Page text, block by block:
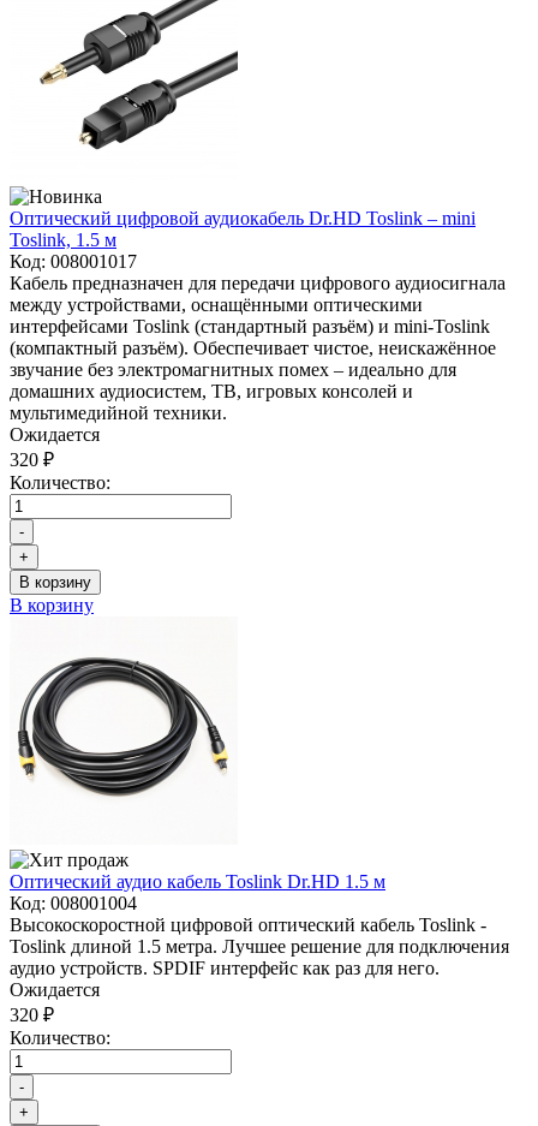
Оптический цифровой аудиокабель Dr.HD Toslink – mini
Toslink, 1.5 м
Код: 008001017
Кабель предназначен для передачи цифрового аудиосигнала
между устройствами, оснащёнными оптическими
интерфейсами Toslink (стандартный разъём) и mini‑Toslink
(компактный разъём). Обеспечивает чистое, неискажённое
звучание без электромагнитных помех – идеально для
домашних аудиосистем, ТВ, игровых консолей и
мультимедийной техники.
Ожидается
320 ₽
Количество:
-
+
В корзину
В корзину
Оптический аудио кабель Toslink Dr.HD 1.5 м
Код: 008001004
Высокоскоростной цифровой оптический кабель Toslink -
Toslink длиной 1.5 метра. Лучшее решение для подключения
аудио устройств. SPDIF интерфейс как раз для него.
Ожидается
320 ₽
Количество:
-
+